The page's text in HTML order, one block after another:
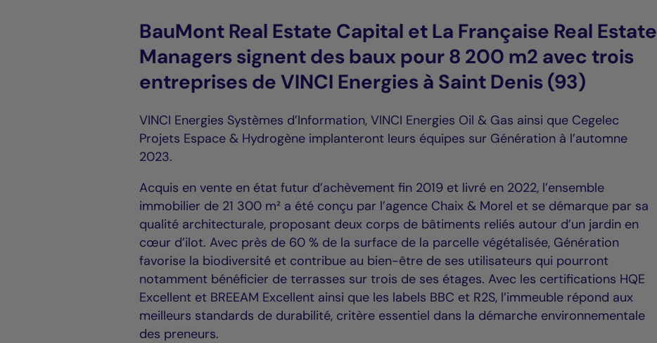
BauMont Real Estate Capital et La Française Real Estate
Managers signent des baux pour 8 200 m2 avec trois
entreprises de VINCI Energies à Saint Denis (93)
VINCI Energies Systèmes d’Information, VINCI Energies Oil & Gas ainsi que Cegelec
Projets Espace & Hydrogène implanteront leurs équipes sur Génération à l’automne
2023.
Acquis en vente en état futur d’achèvement fin 2019 et livré en 2022, l’ensemble
immobilier de 21 300 m² a été conçu par l’agence Chaix & Morel et se démarque par sa
qualité architecturale, proposant deux corps de bâtiments reliés autour d’un jardin en
cœur d’ilot. Avec près de 60 % de la surface de la parcelle végétalisée, Génération
favorise la biodiversité et contribue au bien-être de ses utilisateurs qui pourront
notamment bénéficier de terrasses sur trois de ses étages. Avec les certifications HQE
Excellent et BREEAM Excellent ainsi que les labels BBC et R2S, l’immeuble répond aux
meilleurs standards de durabilité, critère essentiel dans la démarche environnementale
des preneurs.